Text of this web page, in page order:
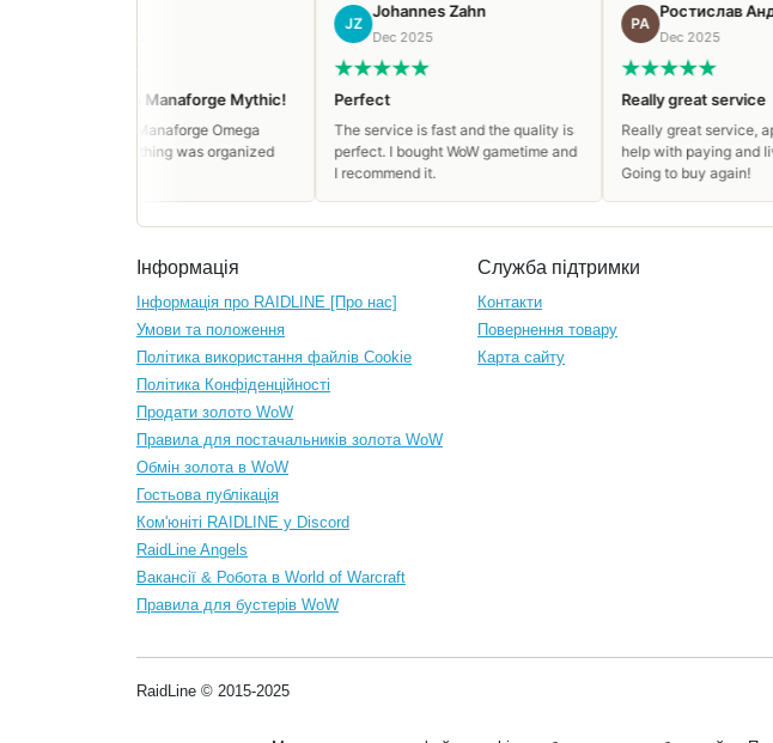
run on Manaforge Mythic!
run on Manaforge Omega
Everything was organized
Johannes Zahn
Dec 2025
Perfect
The service is fast and the quality is
perfect. I bought WoW gametime and
I recommend it.
Ростислав Андреев
Dec 2025
Really great service
Really great service,
help with paying and live
Going to buy again!
Інформація
Інформація про RAIDLINE [Про нас]
Умови та положення
Політика використання файлів Cookie
Політика Конфіденційності
Продати золото WoW
Правила для постачальників золота WoW
Обмін золота в WoW
Гостьова публікація
Ком'юніті RAIDLINE у Discord
RaidLine Angels
Вакансії & Робота в World of Warcraft
Правила для бустерів WoW
Служба підтримки
Контакти
Повернення товару
Карта сайту
RaidLine © 2015-2025